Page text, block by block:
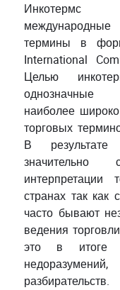
термины в
International
Целью
однозначные
наиболее
торговых
В
значительно
странах так как
часто бывают
ведения
это в итоге
разбирательств.